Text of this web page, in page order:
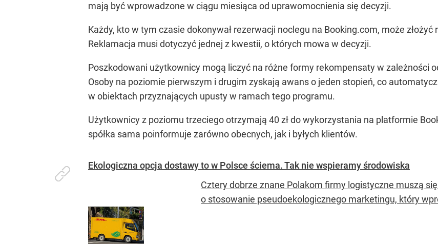
mają być wprowadzone w ciągu miesiąca od uprawomocnienia się decyzji.
Każdy, kto w tym czasie dokonywał rezerwacji noclegu na Booking.com, może
Reklamacja musi dotyczyć jednej z kwestii, o których mowa w decyzji.
Poszkodowani użytkownicy mogą liczyć na różne formy rekompensaty w zależności
Osoby na poziomie pierwszym i drugim zyskają awans o jeden stopień, co
w obiektach przyznających upusty w ramach tego programu.
Użytkownicy z poziomu trzeciego otrzymają 40 zł do wykorzystania na platformie
spółka sama poinformuje zarówno obecnych, jak i byłych klientów.
Ekologiczna opcja dostawy to w Polsce ściema. Tak nie wspieramy środowiska
Cztery dobrze znane Polakom firmy logistyczne muszą
o stosowanie pseudoekologicznego marketingu, który